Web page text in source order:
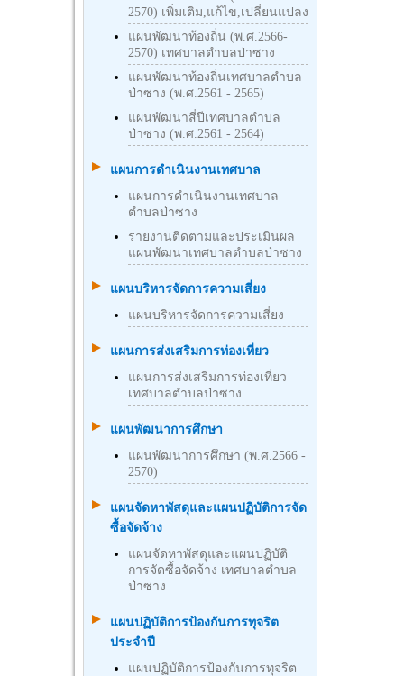
2570) เพิ่มเติม,แก้ไข,เปลี่ยนแปลง
แผนพัฒนาท้องถิ่น (พ.ศ.2566-
2570) เทศบาลตำบลป่าซาง
แผนพัฒนาท้องถิ่นเทศบาลตำบล
ป่าซาง (พ.ศ.2561 - 2565)
แผนพัฒนาสี่ปีเทศบาลตำบล
ป่าซาง (พ.ศ.2561 - 2564)
แผนการดำเนินงานเทศบาล
แผนการดำเนินงานเทศบาล
ตำบลป่าซาง
รายงานติดตามและประเมินผล
แผนพัฒนาเทศบาลตำบลป่าซาง
แผนบริหารจัดการความเสี่ยง
แผนบริหารจัดการความเสี่ยง
แผนการส่งเสริมการท่องเที่ยว
แผนการส่งเสริมการท่องเที่ยว
เทศบาลตำบลป่าซาง
แผนพัฒนาการศึกษา
แผนพัฒนาการศึกษา (พ.ศ.2566 -
2570)
แผนจัดหาพัสดุและแผนปฏิบัติการจัด
ซื้อจัดจ้าง
แผนจัดหาพัสดุและแผนปฏิบัติ
การจัดซื้อจัดจ้าง เทศบาลตำบล
ป่าซาง
แผนปฏิบัติการป้องกันการทุจริต
ประจำปี
แผนปฏิบัติการป้องกันการทุจริต